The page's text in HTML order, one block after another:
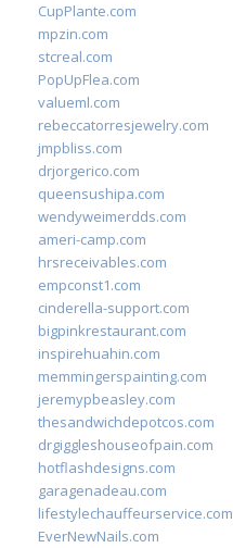
CupPlante.com
mpzin.com
stcreal.com
PopUpFlea.com
valueml.com
rebeccatorresjewelry.com
jmpbliss.com
drjorgerico.com
queensushipa.com
wendyweimerdds.com
ameri-camp.com
hrsreceivables.com
empconst1.com
cinderella-support.com
bigpinkrestaurant.com
inspirehuahin.com
memmingerspainting.com
jeremypbeasley.com
thesandwichdepotcos.com
drgiggleshouseofpain.com
hotflashdesigns.com
garagenadeau.com
lifestylechauffeurservice.com
EverNewNails.com